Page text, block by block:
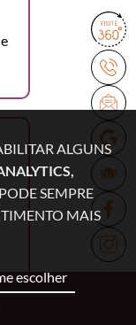
ALGUNS
SEMPRE
MAIS
escolher